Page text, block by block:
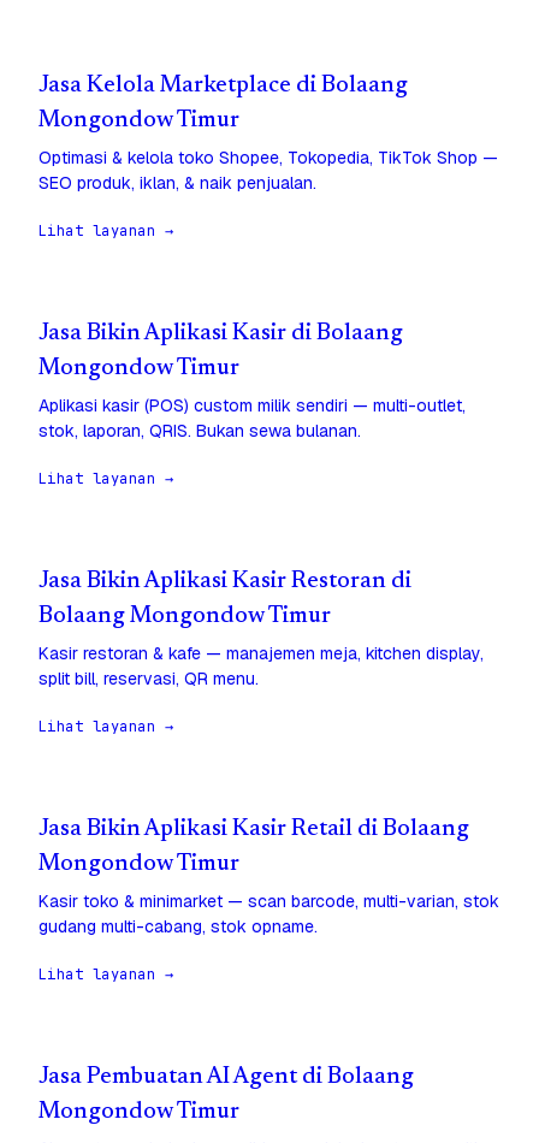
Jasa Kelola Marketplace di Bolaang
Mongondow Timur
Optimasi & kelola toko Shopee, Tokopedia, TikTok Shop —
SEO produk, iklan, & naik penjualan.
Lihat layanan →
Jasa Bikin Aplikasi Kasir di Bolaang
Mongondow Timur
Aplikasi kasir (POS) custom milik sendiri — multi-outlet,
stok, laporan, QRIS. Bukan sewa bulanan.
Lihat layanan →
Jasa Bikin Aplikasi Kasir Restoran di
Bolaang Mongondow Timur
Kasir restoran & kafe — manajemen meja, kitchen display,
split bill, reservasi, QR menu.
Lihat layanan →
Jasa Bikin Aplikasi Kasir Retail di Bolaang
Mongondow Timur
Kasir toko & minimarket — scan barcode, multi-varian, stok
gudang multi-cabang, stok opname.
Lihat layanan →
Jasa Pembuatan AI Agent di Bolaang
Mongondow Timur